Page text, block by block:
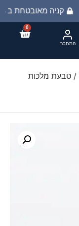
קניה מאובטחת ב 100%
0
התחבר
/ טבעת מלכות